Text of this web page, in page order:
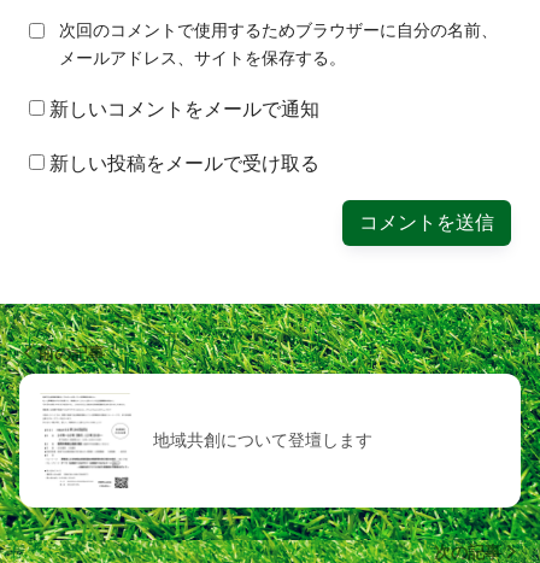
次回のコメントで使用するためブラウザーに自分の名前、
メールアドレス、サイトを保存する。
新しいコメントをメールで通知
新しい投稿をメールで受け取る
前の記事
地域共創について登壇します
次の記事